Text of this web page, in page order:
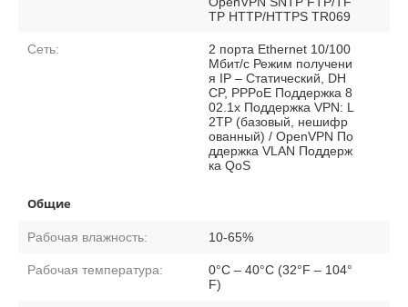
TP HTTP/HTTPS TR069
Сеть:
2 порта Ethernet 10/100
Мбит/с Режим получени
я IP – Статический, DH
CP, PPPoE Поддержка 8
02.1x Поддержка VPN: L
2TP (базовый, нешифр
ованный) / OpenVPN По
ддержка VLAN Поддерж
ка QoS
Общие
Рабочая влажность: 10-65%
Рабочая температура:
0°C – 40°C (32°F – 104°
F)